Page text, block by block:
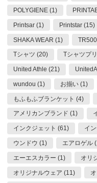
POLYGIENE (1)
Printsar (1) Printstar (15)
SHAKA WEAR (1)
Tシャツ (20) Tシャツプ
United Athle (21)
wundou (1) お揃い (1)
もふもふブランケット (4)
アメリカンブランド (1)
インクジェット (61) イ
ウンドウ (1) エアロゲル
エーエスカラー (1) オリ
オリジナルウェア (11)